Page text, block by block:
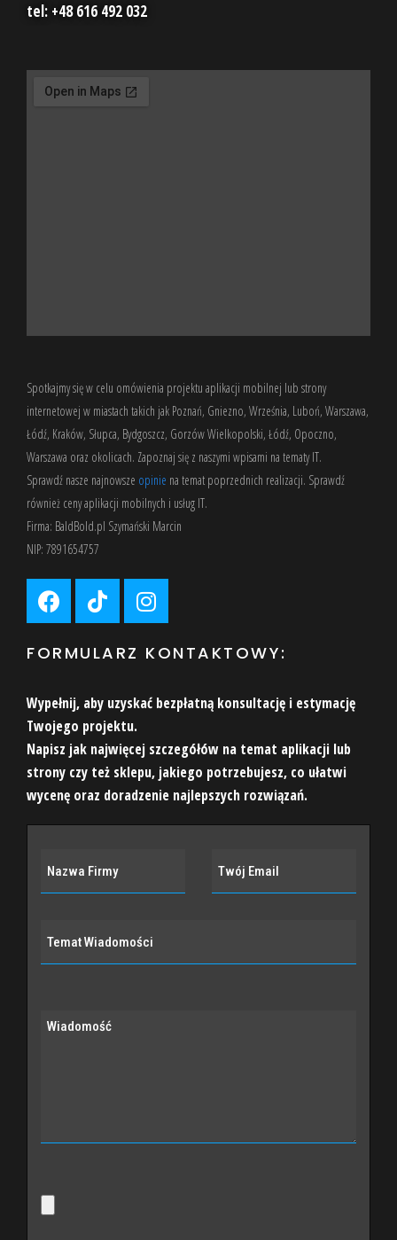
tel: +48 616 492 032
Spotkajmy się w celu omówienia projektu aplikacji mobilnej lub strony
internetowej w miastach takich jak Poznań, Gniezno, Września, Luboń, Warszawa,
Łódź, Kraków, Słupca, Bydgoszcz, Gorzów Wielkopolski, Łódź, Opoczno,
Warszawa oraz okolicach. Zapoznaj się z naszymi wpisami na tematy IT.
Sprawdź nasze najnowsze opinie na temat poprzednich realizacji. Sprawdź
również ceny aplikacji mobilnych i usług IT.
Firma: BaldBold.pl Szymański Marcin
NIP: 7891654757
FORMULARZ KONTAKTOWY:
Wypełnij, aby uzyskać bezpłatną konsultację i estymację
Twojego projektu.
Napisz jak najwięcej szczegółów na temat aplikacji lub
strony czy też sklepu, jakiego potrzebujesz, co ułatwi
wycenę oraz doradzenie najlepszych rozwiązań.